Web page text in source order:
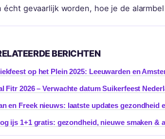
écht gevaarlijk worden, hoe je de
BERICHTEN
op het Plein 2025: Leeuwarden en
Fitr 2026 – Verwachte datum Suikerfeest
en Freek nieuws: laatste updates gezondheid
ijs 1+1 gratis: gezondheid, nieuwe smaken &